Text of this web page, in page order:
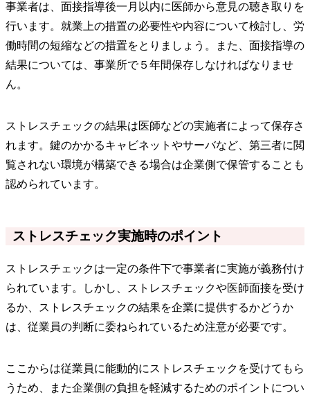
事業者は、面接指導後一月以内に医師から意見の聴き取りを
行います。就業上の措置の必要性や内容について検討し、労
働時間の短縮などの措置をとりましょう。また、面接指導の
結果については、事業所で５年間保存しなければなりませ
ん。
ストレスチェックの結果は医師などの実施者によって保存さ
れます。鍵のかかるキャビネットやサーバなど、第三者に閲
覧されない環境が構築できる場合は企業側で保管することも
認められています。
ストレスチェック実施時のポイント
ストレスチェックは一定の条件下で事業者に実施が義務付け
られています。しかし、ストレスチェックや医師面接を受け
るか、ストレスチェックの結果を企業に提供するかどうか
は、従業員の判断に委ねられているため注意が必要です。
ここからは従業員に能動的にストレスチェックを受けてもら
うため、また企業側の負担を軽減するためのポイントについ